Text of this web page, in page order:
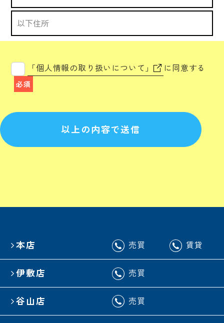
「個人情報の取り扱いについて」 に同意する
必須
以上の内容で送信
本店 売買 賃貸
伊敷店 売買
谷山店 売買